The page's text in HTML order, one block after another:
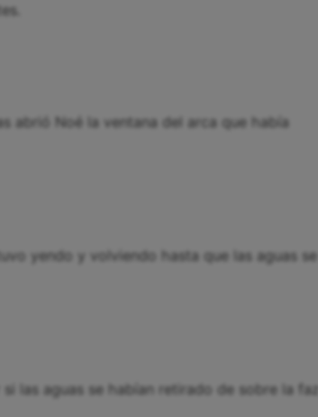
abrió Noé la ventana del arca que había
yendo y volviendo hasta que las aguas se
las aguas se habían retirado de sobre la faz